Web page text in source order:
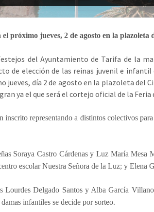
el próximo jueves, 2 de agosto en la
del Ayuntamiento de Tarifa de la
de elección de las reinas juvenil e
jueves, día 2 de agosto en la plazoleta del
ya el que será el cortejo oficial de la Feria
inscrito representando a distintos colectivos
Soraya Castro Cárdenas y Luz María
escolar Nuestra Señora de la Luz; y
Lourdes Delgado Santos y Alba García
infantiles se decide por sorteo.